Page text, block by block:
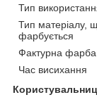
Тип
Тип матеріалу,
фарбується
Фактурна фарба
Час висихання